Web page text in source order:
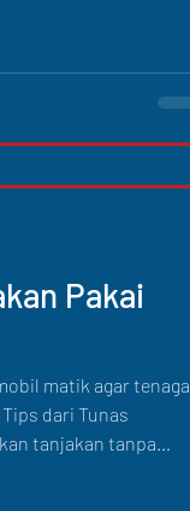
Pakai
matik agar tenaga
dari Tunas
tanjakan tanpa